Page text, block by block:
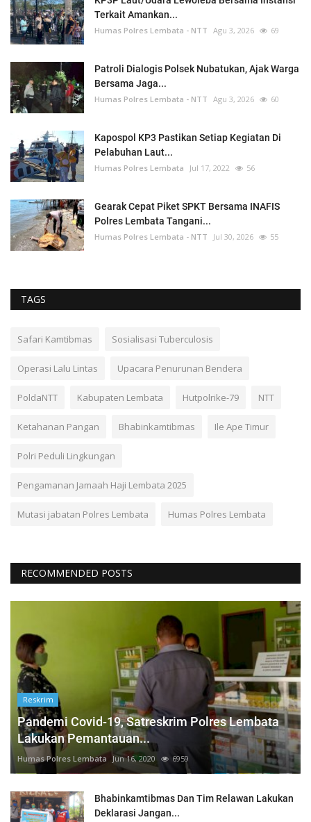
Terkait Amankan...
Humas Polres Lembata - NTT Agu 3, 2026 69
Patroli Dialogis Polsek Nubatukan, Ajak Warga
Bersama Jaga...
Humas Polres Lembata - NTT Agu 3, 2026 60
Kapospol KP3 Pastikan Setiap Kegiatan Di
Pelabuhan Laut...
Humas Polres Lembata Jul 17, 2022 56
Gearak Cepat Piket SPKT Bersama INAFIS
Polres Lembata Tangani...
Humas Polres Lembata - NTT Jul 30, 2026 55
TAGS
Safari Kamtibmas Sosialisasi Tuberculosis
Operasi Lalu Lintas Upacara Penurunan Bendera
PoldaNTT Kabupaten Lembata Hutpolrike-79 NTT
Ketahanan Pangan Bhabinkamtibmas Ile Ape Timur
Polri Peduli Lingkungan
Pengamanan Jamaah Haji Lembata 2025
Mutasi jabatan Polres Lembata Humas Polres Lembata
RECOMMENDED POSTS
Reskrim
Pandemi Covid-19, Satreskrim Polres Lembata
Lakukan Pemantauan...
Humas Polres Lembata Jun 16, 2020 6959
Bhabinkamtibmas Dan Tim Relawan Lakukan
Deklarasi Jangan...